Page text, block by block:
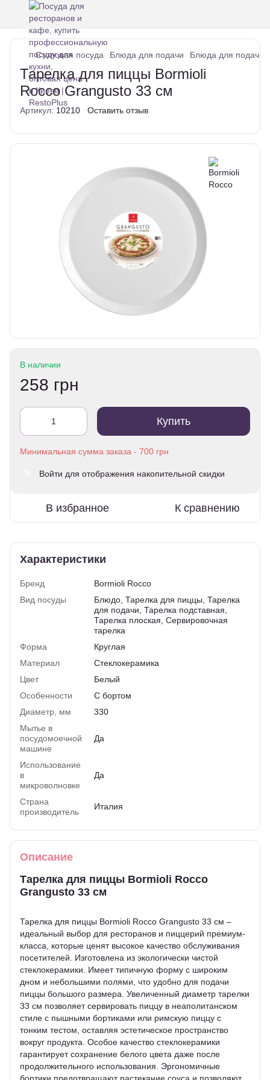
Столовая посуда Блюда для подачи Блюда для подачи
Тарелка для пиццы Bormioli
Rocco Grangusto 33 см
Артикул: 10210 Оставить отзыв
В наличии
258 грн
Купить
Войти для отображения накопительной скидки
В избранное К сравнению
Характеристики
Бренд
Bormioli Rocco
Вид посуды
Блюдо, Тарелка для пиццы, Тарелка
для подачи, Тарелка подставная,
Тарелка плоская, Сервировочная
тарелка
Форма
Круглая
Материал
Стеклокерамика
Цвет
Белый
Особенности
С бортом
Диаметр, мм
330
Мытье в
посудомоечной
машине
Да
Использование
в
микроволновке
Да
Страна
производитель
Италия
Описание
Тарелка для пиццы Bormioli Rocco
Grangusto 33 см
Тарелка для пиццы Bormioli Rocco Grangusto 33 см –
идеальный выбор для ресторанов и пиццерий премиум-
класса, которые ценят высокое качество обслуживания
посетителей. Изготовлена ​​из экологически чистой
стеклокерамики. Имеет типичную форму с широким
дном и небольшими полями, что удобно для подачи
пиццы большого размера. Увеличенный диаметр тарелки
33 см позволяет сервировать пиццу в неаполитанском
стиле с пышными бортиками или римскую пиццу с
тонким тестом, оставляя эстетическое пространство
вокруг продукта. Особое качество стеклокерамики
гарантирует сохранение белого цвета даже после
продолжительного использования. Эргономичные